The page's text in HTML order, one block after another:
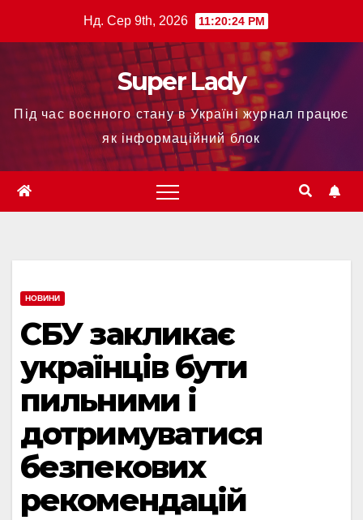
Нд. Сер 9th, 2026 11:20:25 PM
Super Lady
Під час воєнного стану в Україні журнал працює
як інформаційний блок
НОВИНИ
СБУ закликає
українців бути
пильними і
дотримуватися
безпекових
рекомендацій